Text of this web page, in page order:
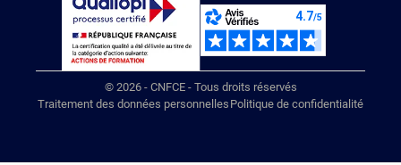
© 2026 - CNFCE - Tous droits réservés
Traitement des données personnelles Politique de confidentialité